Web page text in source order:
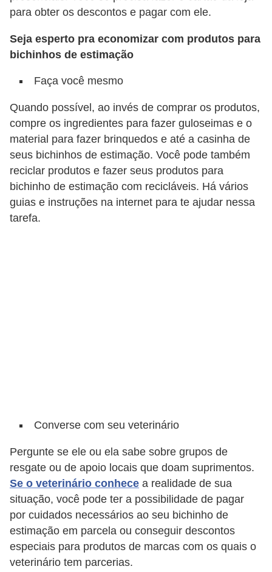
para obter os descontos e pagar com ele.
Seja esperto pra economizar com produtos para
bichinhos de estimação
Faça você mesmo
Quando possível, ao invés de comprar os produtos,
compre os ingredientes para fazer guloseimas e o
material para fazer brinquedos e até a casinha de
seus bichinhos de estimação. Você pode também
reciclar produtos e fazer seus produtos para
bichinho de estimação com recicláveis. Há vários
guias e instruções na internet para te ajudar nessa
tarefa.
Converse com seu veterinário
Pergunte se ele ou ela sabe sobre grupos de
resgate ou de apoio locais que doam suprimentos.
Se o veterinário conhece a realidade de sua
situação, você pode ter a possibilidade de pagar
por cuidados necessários ao seu bichinho de
estimação em parcela ou conseguir descontos
especiais para produtos de marcas com os quais o
veterinário tem parcerias.
s
e
x
e
s
o
r
e
i
s
e
a
n
f